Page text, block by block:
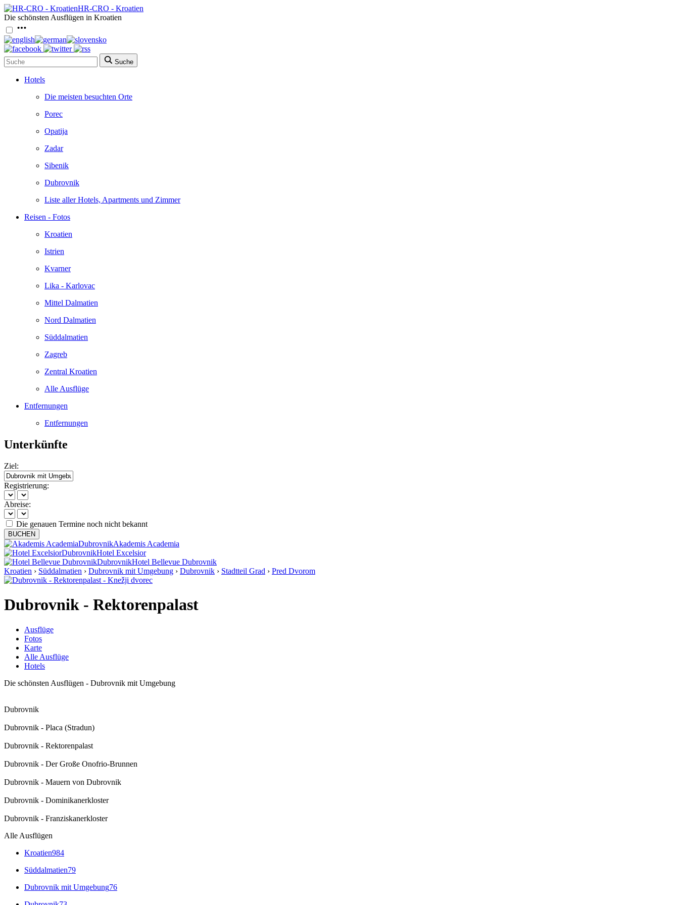
HR-CRO - Kroatien
Die schönsten Ausflügen in Kroatien
Suche
Hotels
Die meisten besuchten Orte
Porec
Opatija
Zadar
Sibenik
Dubrovnik
Liste aller Hotels, Apartments und Zimmer
Reisen - Fotos
Kroatien
Istrien
Kvarner
Lika - Karlovac
Mittel Dalmatien
Nord Dalmatien
Süddalmatien
Zagreb
Zentral Kroatien
Alle Ausflüge
Entfernungen
Entfernungen
Unterkünfte
Ziel:
Registrierung:
Abreise:
Die genauen Termine noch nicht bekannt
BUCHEN
DubrovnikAkademis Academia
DubrovnikHotel Excelsior
DubrovnikHotel Bellevue Dubrovnik
Kroatien › Süddalmatien › Dubrovnik mit Umgebung › Dubrovnik › Stadtteil Grad › Pred Dvorom
Dubrovnik - Rektorenpalast
Ausflüge
Fotos
Karte
Alle Ausflüge
Hotels
Die schönsten Ausflügen - Dubrovnik mit Umgebung
Dubrovnik
Dubrovnik - Placa (Stradun)
Dubrovnik - Rektorenpalast
Dubrovnik - Der Große Onofrio-Brunnen
Dubrovnik - Mauern von Dubrovnik
Dubrovnik - Dominikanerkloster
Dubrovnik - Franziskanerkloster
Alle Ausflügen
Kroatien984
Süddalmatien79
Dubrovnik mit Umgebung76